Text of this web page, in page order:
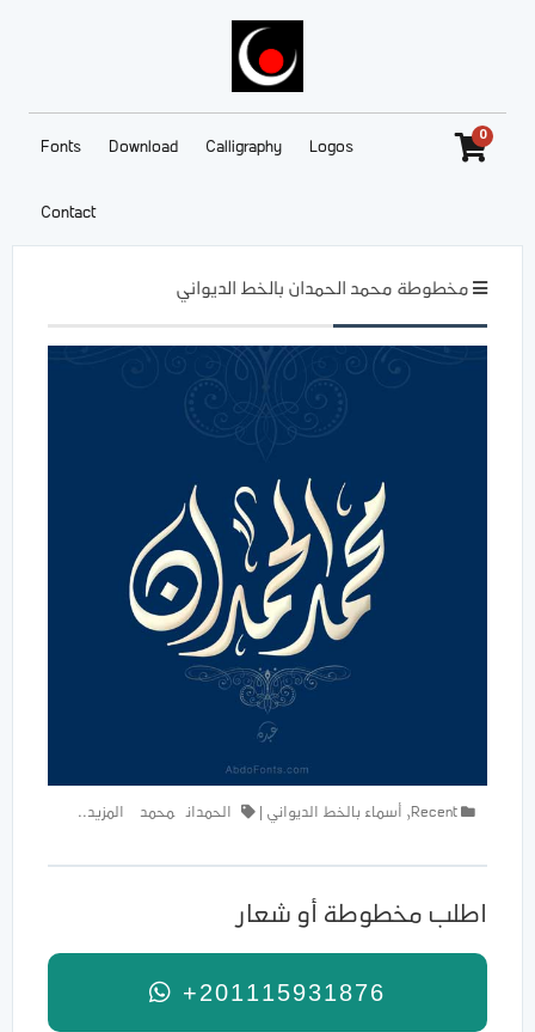
Fonts Download Calligraphy Logos
Contact
0
مخطوطة محمد الحمدان بالخط الديواني
Recent
, أسماء بالخط الديواني الحمدان محمد المزيد..
اطلب مخطوطة أو شعار
+201115931876